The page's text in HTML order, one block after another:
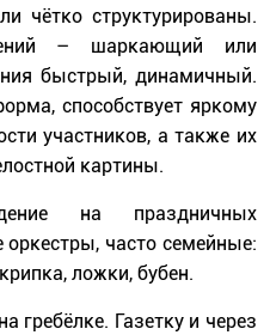
чётко структурированы.
– шаркающий или
быстрый, динамичный.
способствует яркому
участников, а также их
картины.
на праздничных
оркестры, часто семейные:
ложки, бубен.
гребёлке. Газетку и через